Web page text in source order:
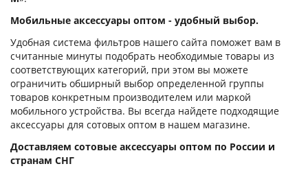
Мобильные аксессуары оптом - удобный выбор.
Удобная система фильтров нашего сайта поможет вам в
считанные минуты подобрать необходимые товары из
соответствующих категорий, при этом вы можете
ограничить обширный выбор определенной группы
товаров конкретным производителем или маркой
мобильного устройства. Вы всегда найдете подходящие
аксессуары для сотовых оптом в нашем магазине.
Доставляем сотовые аксессуары оптом по России и
странам СНГ